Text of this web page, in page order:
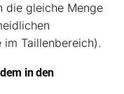
die gleiche Menge
im Taillenbereich).
in den